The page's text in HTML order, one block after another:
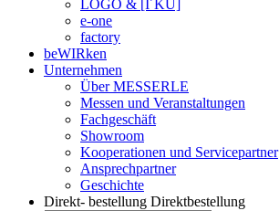
LOGO & [I´KU]
e-one
factory
beWIRken
Unternehmen
Über MESSERLE
Messen und Veranstaltungen
Fachgeschäft
Showroom
Kooperationen und Servicepartner
Ansprechpartner
Geschichte
Direkt- bestellung Direktbestellung